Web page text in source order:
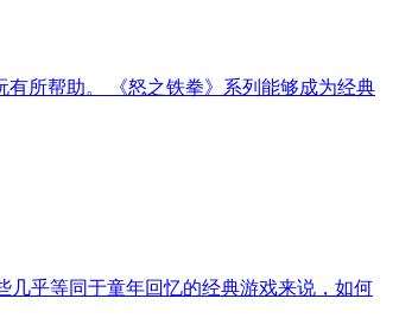
所帮助。 《怒之铁拳》系列能够成为经典
几乎等同于童年回忆的经典游戏来说，如何